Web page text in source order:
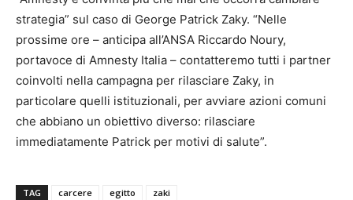
strategia” sul caso di George Patrick Zaky. “Nelle
prossime ore – anticipa all’ANSA Riccardo Noury,
portavoce di Amnesty Italia – contatteremo tutti i partner
coinvolti nella campagna per rilasciare Zaky, in
particolare quelli istituzionali, per avviare azioni comuni
che abbiano un obiettivo diverso: rilasciare
immediatamente Patrick per motivi di salute”.
TAG carcere egitto zaki